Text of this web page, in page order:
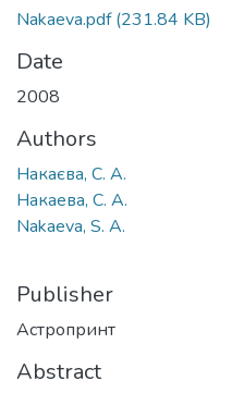
Nakaeva.pdf(231.84 KB)
Date
2008
Authors
Накаєва, С. А.
Накаева, С. А.
Nakaeva, S. A.
Publisher
Астропринт
Abstract